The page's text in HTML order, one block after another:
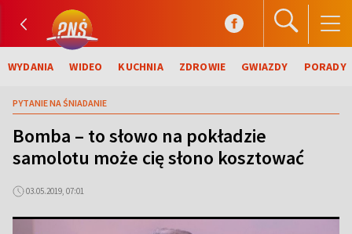
WYDANIA WIDEO KUCHNIA ZDROWIE GWIAZDY PORADY
PYTANIE NA ŚNIADANIE
Bomba – to słowo na pokładzie
samolotu może cię słono kosztować
03.05.2019, 07:01